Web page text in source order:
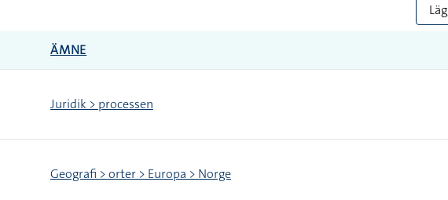
ÄMNE
Juridik > processen
Geografi > orter > Europa > Norge